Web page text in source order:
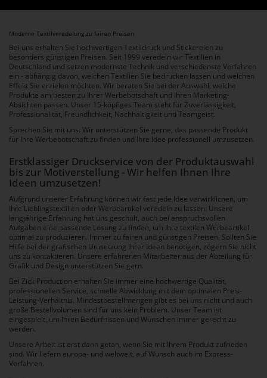
Moderne Textilveredelung zu fairen Preisen
Bei uns erhalten Sie hochwertigen Textildruck und Stickereien zu
besonders günstigen Preisen. Seit 1999 veredeln wir Textilien in
Deutschland und setzen modernste Technik und verschiedenste Verfahren
ein - abhängig davon, welchen Textilien Sie bedrucken lassen und welchen
Effekt Sie erzielen möchten. Wir beraten Sie bei der Auswahl, welche
Produkte am besten zu Ihrer Werbebotschaft und Ihren Marketing-
Absichten passen. Unser 15-köpfiges Team steht für Zuverlässigkeit,
Professionalität, Freundlichkeit, Nachhaltigkeit und Teamgeist.
Sprechen Sie mit uns. Wir unterstützen Sie gerne, das passende Produkt
für Ihre Werbebotschaft zu finden und Ihre Idee professionell umzusetzen.
Erstklassiger Druckservice von der Produktauswahl
bis zur Motiverstellung - Wir helfen Ihnen Ihre
Ideen umzusetzen!
Aufgrund unserer Erfahrung können wir fast jede Idee verwirklichen, um
Ihre Lieblingstextilien oder Werbeartikel veredeln zu lassen. Unsere
langjährige Erfahrung hat uns geschult, auch bei anspruchsvollen
Aufgaben eine passende Lösung zu finden, um Ihre textilen Werbeartikel
optimal zu produzieren. Immer zu fairen und günstigen Preisen. Sollten Sie
Hilfe bei der grafischen Umsetzung Ihrer Ideen benötigen, zögern Sie nicht
uns zu kontaktieren. Unsere erfahrenen Mitarbeiter aus der Abteilung für
Grafik und Design unterstützen Sie gern.
Bei Zick Production erhalten Sie immer eine hochwertige Qualität,
professionellen Service, schnelle Abwicklung mit dem optimalen Preis-
Leistung-Verhältnis. Mindestbestellmengen gibt es bei uns nicht und auch
große Bestellvolumen sind für uns kein Problem. Unser Team ist
eingespielt, um Ihren Bedürfnissen und Wünschen immer gerecht zu
werden.
Unsere Arbeit ist erst dann getan, wenn Sie mit Ihrem Produkt zufrieden
sind. Wir liefern europa- und weltweit, auf Wunsch auch im Express-
Verfahren.